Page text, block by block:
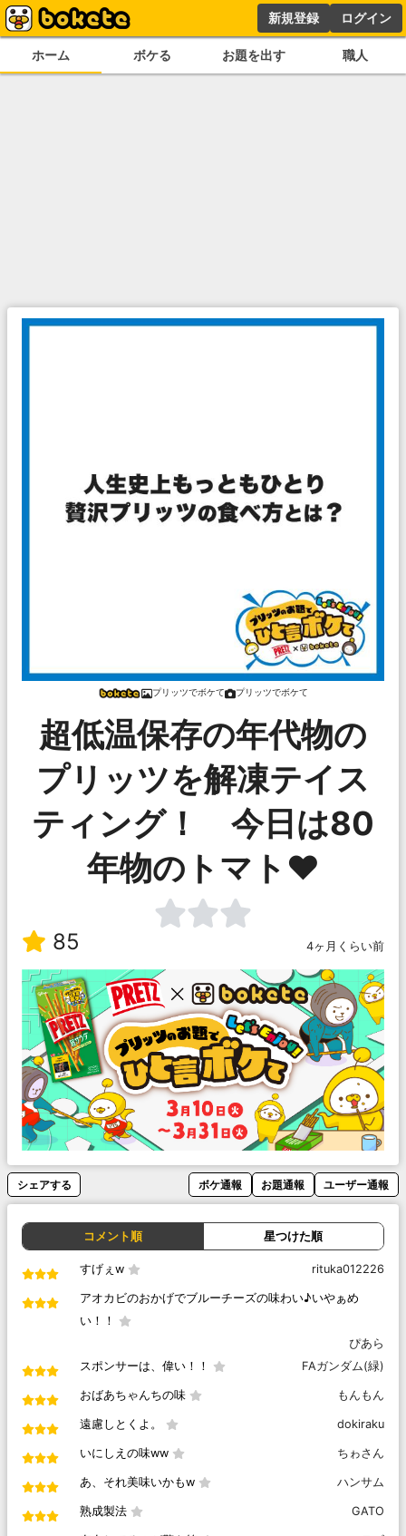
新規登録 ログイン
ホーム ボケる お題を出す 職人
プリッツでボケて プリッツでボケて
超低温保存の年代物の
プリッツを解凍テイス
ティング！ 今日は80
年物のトマト♥️
85 4ヶ月くらい前
シェアする ボケ通報 お題通報 ユーザー通報
コメント順 星つけた順
すげぇw rituka012226
アオカビのおかげでブルーチーズの味わい♪いやぁめ
い！！
ぴあら
スポンサーは、偉い！！
FAガンダム(緑)
おばあちゃんちの味 もんもん
遠慮しとくよ。 dokiraku
いにしえの味ww ちゎさん
あ、それ美味いかもw ハンサム
熟成製法 GATO